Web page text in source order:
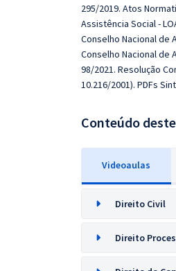
295/2019. Atos
Assistência Social -
Conselho Nacional de
Conselho Nacional de
98/2021. Resolução
10.216/2001). PDFs
Conteúdo
Videoaulas
Direito Civil
Direito